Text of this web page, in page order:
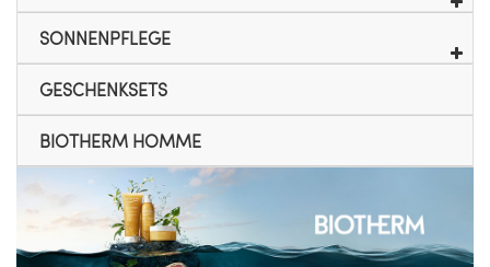
SONNENPFLEGE
GESCHENKSETS
BIOTHERM HOMME